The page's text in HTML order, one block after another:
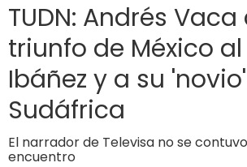
TUDN: Andrés
triunfo de México al
Ibáñez y a su
Sudáfrica
El narrador de Televisa no se
encuentro